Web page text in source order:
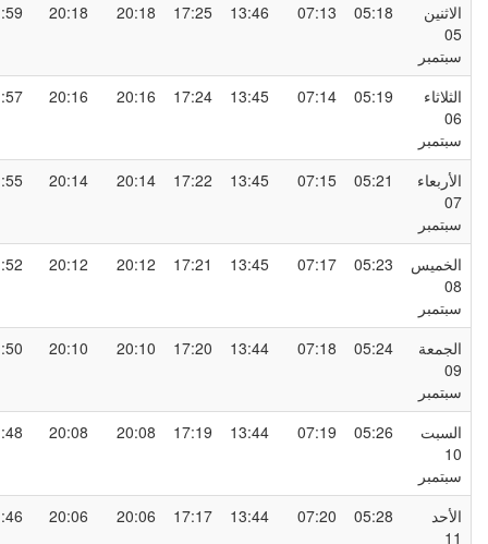
05:18
07:13
13:46
17:25
20:18
20:18
21:59
05:19
07:14
13:45
17:24
20:16
20:16
21:57
05:21
07:15
13:45
17:22
20:14
20:14
21:55
05:23
07:17
13:45
17:21
20:12
20:12
21:52
05:24
07:18
13:44
17:20
20:10
20:10
21:50
05:26
07:19
13:44
17:19
20:08
20:08
21:48
05:28
07:20
13:44
17:17
20:06
20:06
21:46